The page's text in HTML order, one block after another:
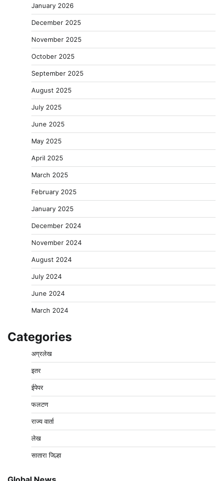
January 2026
December 2025
November 2025
October 2025
September 2025
August 2025
July 2025
June 2025
May 2025
April 2025
March 2025
February 2025
January 2025
December 2024
November 2024
August 2024
July 2024
June 2024
March 2024
Categories
अग्रलेख
इतर
ईपेपर
फलटण
राज्य वार्ता
लेख
सातारा जिल्हा